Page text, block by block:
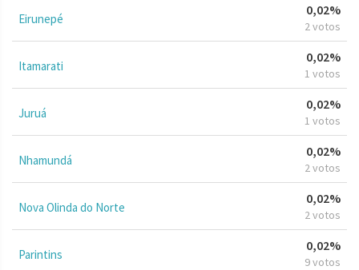
Eirunepé
0,02%
2 votos
Itamarati
0,02%
1 votos
Juruá
0,02%
1 votos
Nhamundá
0,02%
2 votos
Nova Olinda do Norte
0,02%
2 votos
Parintins
0,02%
9 votos